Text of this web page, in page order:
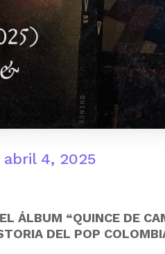
abril 4, 2025
“QUINCE DE
DEL POP